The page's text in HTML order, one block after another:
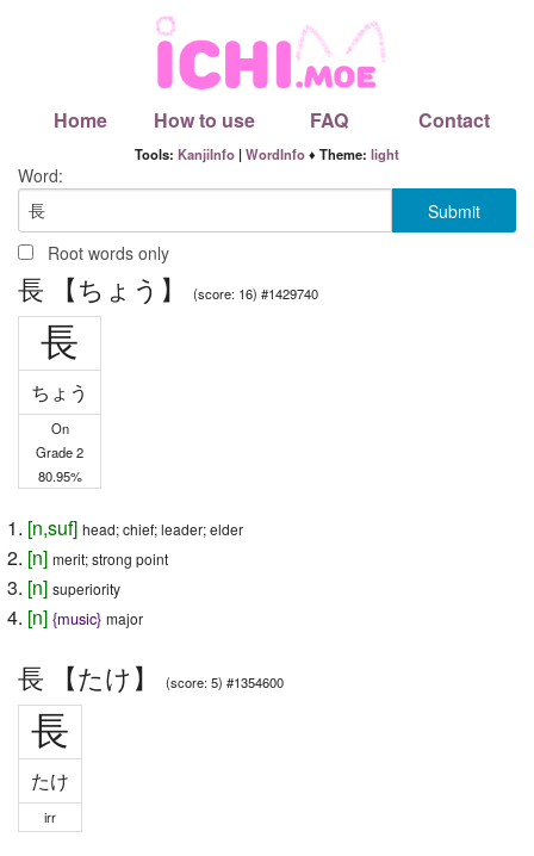
Home How to use FAQ Contact
Tools: KanjiInfo |WordInfo♦ Theme: light
Word:
Root words only
長 【ちょう】 (score: 16) #1429740
長
ちょう
On
Grade 2
80.95%
[n,suf] head; chief; leader; elder
[n] merit; strong point
[n] superiority
[n] {music} major
長 【たけ】 (score: 5) #1354600
長
たけ
irr